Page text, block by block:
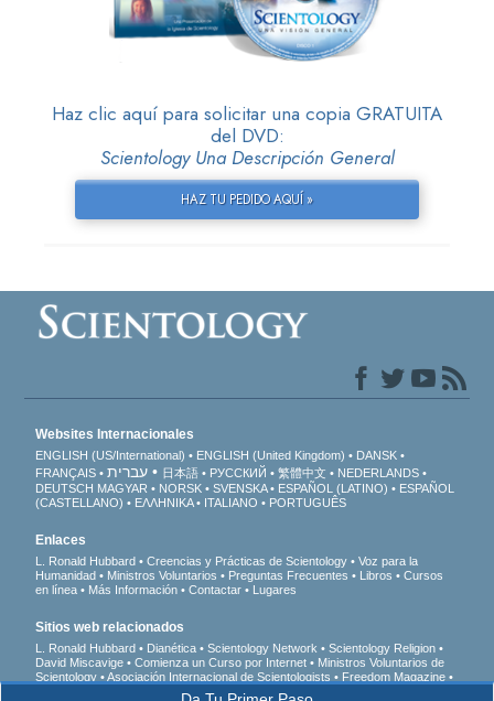
Haz clic aquí para solicitar una copia GRATUITA
del DVD:
Scientology Una Descripción General
HAZ TU PEDIDO AQUÍ »
Websites Internacionales
ENGLISH (US/International) ENGLISH (United Kingdom)
DANSK
FRANÇAIS
עברית 日本語 РУССКИЙ 繁體中文
NEDERLANDS
DEUTSCH MAGYAR NORSK SVENSKA ESPAÑOL (LATINO)
ESPAÑOL
(CASTELLANO)
ΕΛΛΗΝΙΚA ITALIANO PORTUGUÊS
Enlaces
L. Ronald Hubbard Creencias y Prácticas de Scientology
Voz para la
Humanidad
Ministros Voluntarios Preguntas Frecuentes Libros
Cursos
en línea
Más Información Contactar Lugares
Sitios web relacionados
L. Ronald Hubbard Dianética Scientology Network
Scientology Religion
David Miscavige
Comienza un Curso por Internet
Ministros Voluntarios de
Scientology
Asociación Internacional de Scientologists
Freedom Magazine
En Apoyo de Un Mundo Sin Drogas